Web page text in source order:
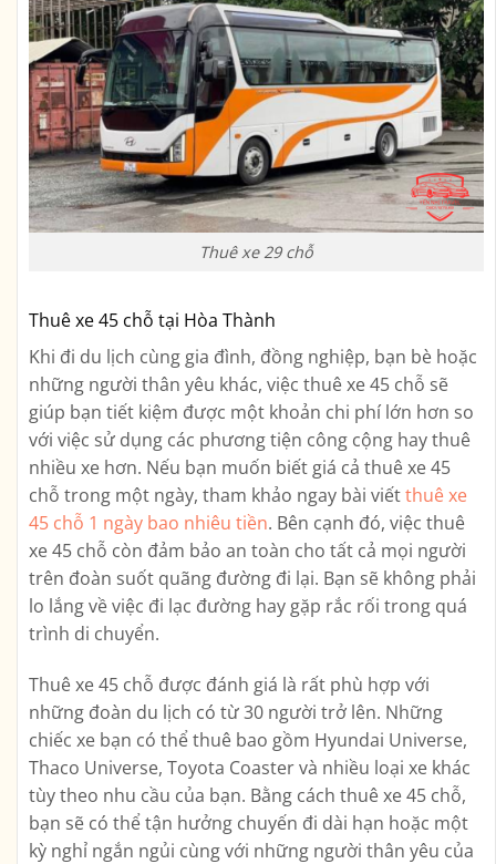
Thuê xe 29 chỗ
Thuê xe 45 chỗ tại Hòa Thành
Khi đi du lịch cùng gia đình, đồng nghiệp, bạn bè hoặc
những người thân yêu khác, việc thuê xe 45 chỗ sẽ
giúp bạn tiết kiệm được một khoản chi phí lớn hơn so
với việc sử dụng các phương tiện công cộng hay thuê
nhiều xe hơn. Nếu bạn muốn biết giá cả thuê xe 45
chỗ trong một ngày, tham khảo ngay bài viếtthuê xe
45 chỗ 1 ngày bao nhiêu tiền. Bên cạnh đó, việc thuê
xe 45 chỗ còn đảm bảo an toàn cho tất cả mọi người
trên đoàn suốt quãng đường đi lại. Bạn sẽ không phải
lo lắng về việc đi lạc đường hay gặp rắc rối trong quá
trình di chuyển.
Thuê xe 45 chỗ được đánh giá là rất phù hợp với
những đoàn du lịch có từ 30 người trở lên. Những
chiếc xe bạn có thể thuê bao gồm Hyundai Universe,
Thaco Universe, Toyota Coaster và nhiều loại xe khác
tùy theo nhu cầu của bạn. Bằng cách thuê xe 45 chỗ,
bạn sẽ có thể tận hưởng chuyến đi dài hạn hoặc một
kỳ nghỉ ngắn ngủi cùng với những người thân yêu của